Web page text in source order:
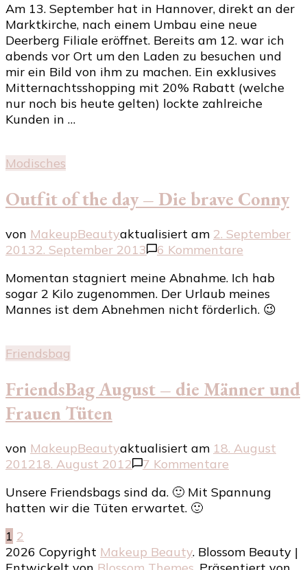
Deerberg
in
Hannover
Am 13. September hat in Hannover, direkt an der
Marktkirche, nach einem Umbau eine neue
Deerberg Filiale eröffnet. Bereits am 12. war ich
abends vor Ort um den Laden zu besuchen und
mir ein Bild von ihm zu machen. Ein exklusives
Mitternachtsshopping mit 20% Rabatt (welche
nur noch bis heute gelten) lockte zahlreiche
Kunden in …
Modisches
Outfit of the day – Die brave Conny
von MakeupBeautyaktualisiert am 2. September
20132. September 2013 6 Kommentare
of
the
day
Momentan stagniert meine Abnahme. Ich hab
sogar 2 Kilo zugenommen. Der Urlaub meines
Mannes ist dem Abnehmen nicht förderlich. 😉
Friendsbag
FriendsBag August – die Männer und
Frauen Tüten
von MakeupBeautyaktualisiert am 18. August
201218. August 2012 7 Kommentare
August
und
Unsere Friendsbags sind da. 🙂 Mit Spannung
hatten wir die Tüten erwartet. 🙂
Seitennummerierung
der
Seite
1 Seite
2
2026 Copyright Makeup Beauty. Blossom Beauty |